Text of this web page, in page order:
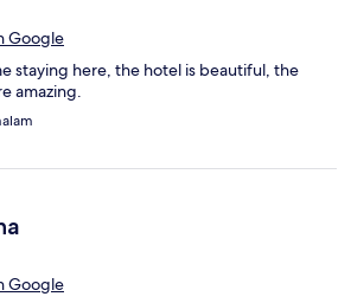
Google
staying here, the hotel is beautiful, the
amazing.
Google